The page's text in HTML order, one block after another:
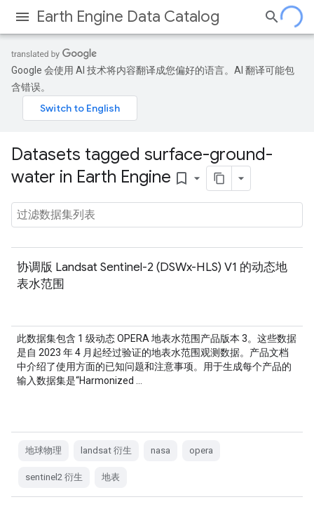
Earth Engine Data Catalog
Google 会使用 AI 技术将内容翻译成您偏好的语言。AI 翻译可能包
含错误。
Datasets tagged surface-ground-
water in Earth Engine bookmark_border
协调版 Landsat Sentinel-2 (DSWx-HLS) V1 的动态地
表水范围
此数据集包含 1 级动态 OPERA 地表水范围产品版本 3。这些数据
是自 2023 年 4 月起经过验证的地表水范围观测数据。产品文档
中介绍了使用方面的已知问题和注意事项。用于生成每个产品的
输入数据集是“Harmonized …
地球物理 landsat 衍生 nasa opera
sentinel2 衍生 地表